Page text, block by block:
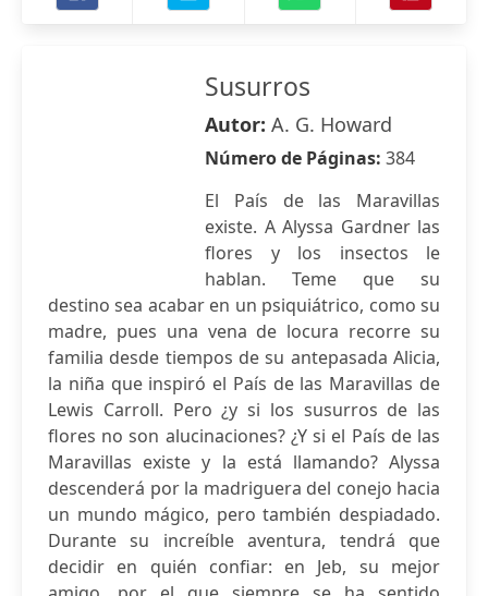
Susurros
Autor: A. G. Howard
Número de Páginas: 384
El País de las Maravillas
existe. A Alyssa Gardner las
flores y los insectos le
hablan. Teme que su
destino sea acabar en un psiquiátrico, como su
madre, pues una vena de locura recorre su
familia desde tiempos de su antepasada Alicia,
la niña que inspiró el País de las Maravillas de
Lewis Carroll. Pero ¿y si los susurros de las
flores no son alucinaciones? ¿Y si el País de las
Maravillas existe y la está llamando? Alyssa
descenderá por la madriguera del conejo hacia
un mundo mágico, pero también despiadado.
Durante su increíble aventura, tendrá que
decidir en quién confiar: en Jeb, su mejor